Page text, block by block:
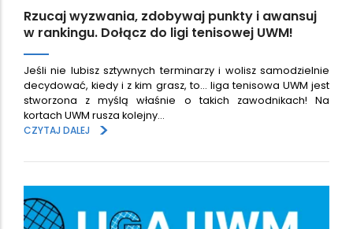
Rzucaj wyzwania, zdobywaj punkty i awansuj
w rankingu. Dołącz do ligi tenisowej UWM!
Jeśli nie lubisz sztywnych terminarzy i wolisz samodzielnie
decydować, kiedy i z kim grasz, to... liga tenisowa UWM jest
stworzona z myślą właśnie o takich zawodnikach! Na
kortach UWM rusza kolejny…
CZYTAJ DALEJ
>